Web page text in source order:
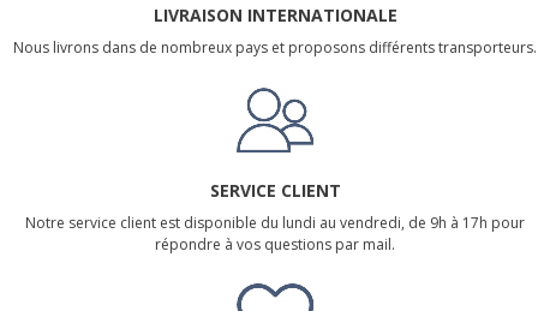
LIVRAISON INTERNATIONALE
Nous livrons dans de nombreux pays et proposons différents transporteurs.
SERVICE CLIENT
Notre service client est disponible du lundi au vendredi, de 9h à 17h pour
répondre à vos questions par mail.